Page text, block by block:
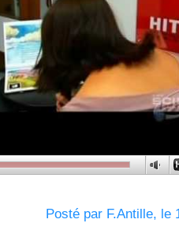
Posté par F.Antille, le